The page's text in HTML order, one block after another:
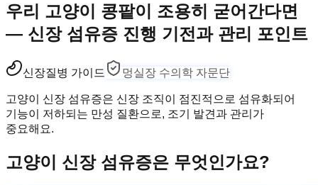
우리 고양이 콩팥이 조용히 굳어간다면
— 신장 섬유증 진행 기전과 관리 포인트
신장질병 가이드 멍실장 수의학 자문단
고양이 신장 섬유증은 신장 조직이 점진적으로 섬유화되어
기능이 저하되는 만성 질환으로, 조기 발견과 관리가
중요해요.
고양이 신장 섬유증은 무엇인가요?